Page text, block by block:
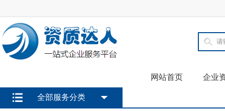
网站首页 企业
全部服务分类